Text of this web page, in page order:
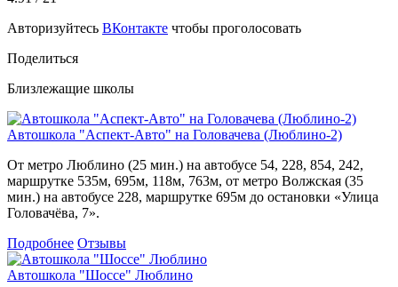
Авторизуйтесь ВКонтакте чтобы проголосовать
Поделиться
Близлежащие школы
Автошкола "Аспект-Авто" на Головачева (Люблино-2)
От метро Люблино (25 мин.) на автобусе 54, 228, 854, 242,
маршрутке 535м, 695м, 118м, 763м, от метро Волжская (35
мин.) на автобусе 228, маршрутке 695м до остановки «Улица
Головачёва, 7».
Подробнее Отзывы
Автошкола "Шоссе" Люблино